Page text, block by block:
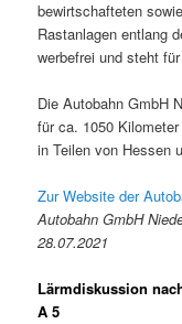
bewirtschafteten
Rastanlagen entlang
werbefrei und steht
Die Autobahn GmbH
für ca. 1050
in Teilen von Hessen
Zur Website der
Autobahn GmbH
28.07.2021
Lärmdiskussion
A 5